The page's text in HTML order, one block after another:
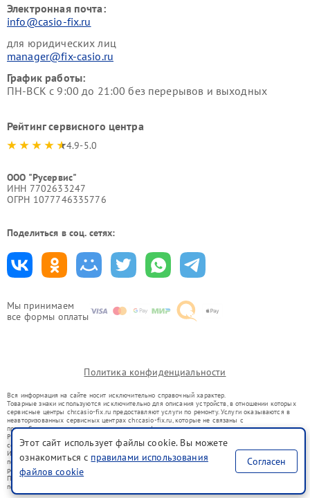
Мы принимаем
все формы оплаты
Электронная почта:
info@casio-fix.ru
для юридических лиц
manager@fix-casio.ru
График работы:
ПН-ВСК с 9:00 до 21:00 без перерывов и выходных
Рейтинг сервисного центра
4.9-5.0
ООО "Русервис"
ИНН 7702633247
ОГРН 1077746335776
Поделиться в соц. сетях:
Политика конфиденциальности
Вся информация на сайте носит исключительно справочный характер.
Товарные знаки используются исключительно для описания устройств, в отношении которых
сервисные центры chr.casio-fix.ru предоставляют услуги по ремонту. Услуги оказываются в
неавторизованных сервисных центрах chr.casio-fix.ru, которые не связаны с
правообладателями товарных знаков или их официальными представителями.
Ремонт осуществляется для устройств, уже введенных в гражданский оборот в соответствии
со статьей 1487 ГК РФ.
Использование товарных знаков не преследует цели индивидуализации услуг или введения
потребителей в заблуждение, а служит для информирования о предоставляемых услугах по
ремонту техники указанных брендов.
Представленная на сайте информация не является публичной офертой, определяемой
положениями Статьи 437(2) Гражданского кодекса РФ
Этот сайт использует файлы cookie. Вы можете
ознакомиться с правилами использования
файлов cookie
Согласен